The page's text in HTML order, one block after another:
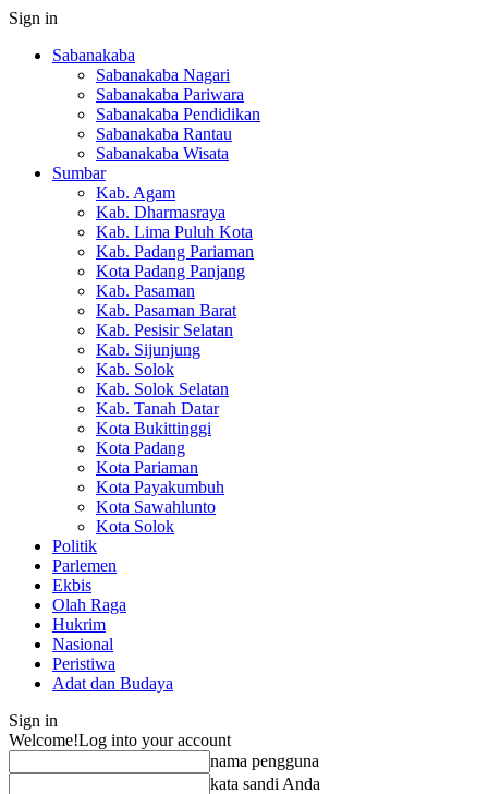
Sign in
Sabanakaba
Sabanakaba Nagari
Sabanakaba Pariwara
Sabanakaba Pendidikan
Sabanakaba Rantau
Sabanakaba Wisata
Sumbar
Kab. Agam
Kab. Dharmasraya
Kab. Lima Puluh Kota
Kab. Padang Pariaman
Kota Padang Panjang
Kab. Pasaman
Kab. Pasaman Barat
Kab. Pesisir Selatan
Kab. Sijunjung
Kab. Solok
Kab. Solok Selatan
Kab. Tanah Datar
Kota Bukittinggi
Kota Padang
Kota Pariaman
Kota Payakumbuh
Kota Sawahlunto
Kota Solok
Politik
Parlemen
Ekbis
Olah Raga
Hukrim
Nasional
Peristiwa
Adat dan Budaya
Sign in
Welcome!Log into your account
nama pengguna
kata sandi Anda